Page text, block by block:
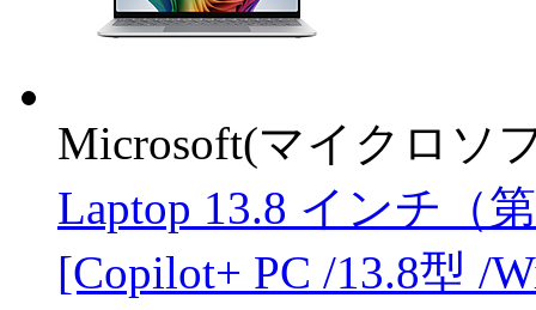
Microsoft(マイクロソ
Laptop 13.8 インチ（
[Copilot+ PC /13.8型 /